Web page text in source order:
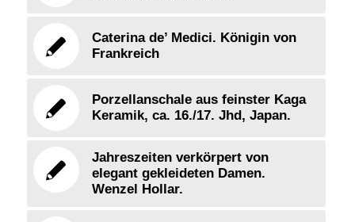
Caterina de’ Medici. Königin von
Frankreich
Porzellanschale aus feinster Kaga
Keramik, ca. 16./17. Jhd, Japan.
Jahreszeiten verkörpert von
elegant gekleideten Damen.
Wenzel Hollar.